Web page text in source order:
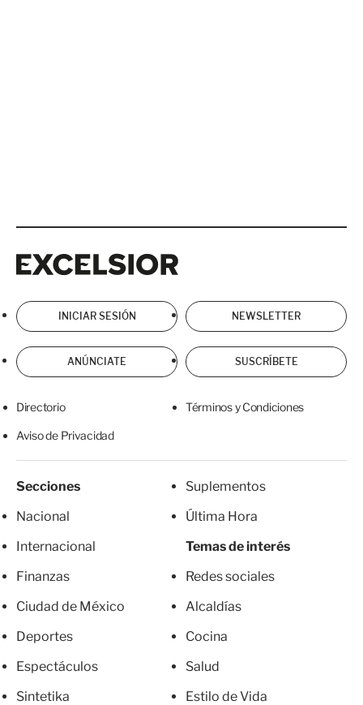
INICIAR SESIÓN NEWSLETTER
ANÚNCIATE SUSCRÍBETE
Directorio Términos y Condiciones
Aviso de Privacidad
Secciones
Nacional
Internacional
Finanzas
Ciudad de México
Deportes
Espectáculos
Sintetika
Suplementos
Última Hora
Temas de interés
Redes sociales
Alcaldías
Cocina
Salud
Estilo de Vida